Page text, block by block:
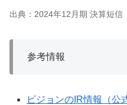
出典：2024年12月期 決算短信
参考情報
ピジョンのIR情報（公